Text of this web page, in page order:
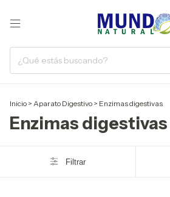
Inicio > Aparato Digestivo > Enzimas digestivas
Enzimas digestivas
Filtrar